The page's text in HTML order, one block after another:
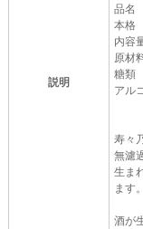
説明
品名
本格
内容
原材
糖類
アル
寿々
無濾
生ま
ます。
酒が